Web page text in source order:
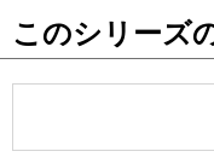
このシリーズ